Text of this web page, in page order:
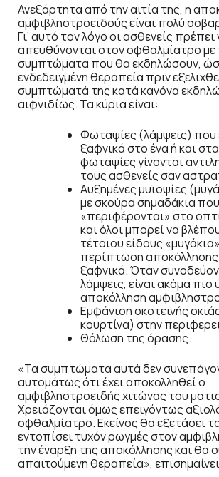
Ανεξάρτητα από την αιτία της, η
αμφιβληστροειδούς είναι πολύ
Γι’ αυτό τον λόγο οι ασθενείς πρέπει
απευθύνονται στον οφθαλμίατρο
συμπτώματα που θα εκδηλώσουν,
ενδεδειγμένη θεραπεία πριν
συμπτώματά της κατά κανόνα
αιφνιδίως. Τα κύρια είναι:
Φωταψίες (λάμψεις) που
ξαφνικά στο ένα ή και
φωταψίες γίνονται
τους ασθενείς σαν
Αυξημένες μυϊοψίες
με σκούρα σημαδάκια που
«περιφέρονται» στο
και όλοι μπορεί να
τέτοιου είδους
περίπτωση
ξαφνικά. Όταν
λάμψεις, είναι ακόμα
αποκόλληση
Εμφάνιση σκοτεινής
κουρτίνα) στην
Θόλωση της όρασης.
«Τα συμπτώματα αυτά δεν
αυτομάτως ότι έχει αποκολληθεί ο
αμφιβληστροειδής χιτώνας του
Χρειάζονται όμως επειγόντως
οφθαλμίατρο. Εκείνος θα εξετάσει
εντοπίσει τυχόν ρωγμές στον
την έναρξη της αποκόλλησης και θα
απαιτούμενη θεραπεία»,